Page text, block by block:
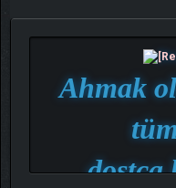
Ahmak
dostça